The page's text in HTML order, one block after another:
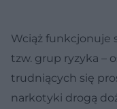
Wciąż funkcjonuje
tzw. grup ryzyka –
trudniących się
narkotyki drogą